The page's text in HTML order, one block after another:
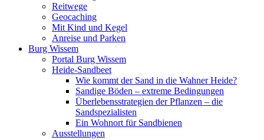
Reitwege
Geocaching
Mit Kind und Kegel
Anreise und Parken
Burg Wissem
Portal Burg Wissem
Heide-Sandbeet
Wie kommt der Sand in die Wahner Heide?
Sandige Böden – extreme Bedingungen
Überlebensstrategien der Pflanzen – die
Sandspezialisten
Ein Wohnort für Sandbienen
Ausstellungen